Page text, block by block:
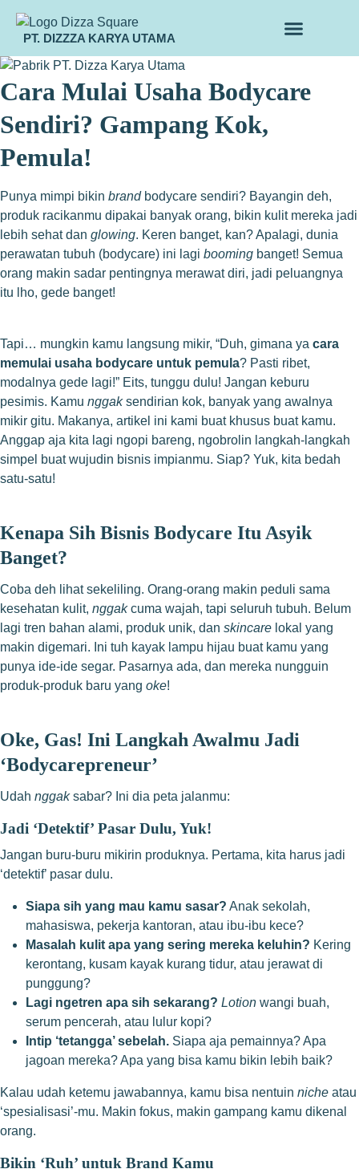
PT. DIZZZA KARYA UTAMA
Cara Mulai Usaha Bodycare
Sendiri? Gampang Kok,
Pemula!
Punya mimpi bikin brandbodycare sendiri? Bayangin deh,
produk racikanmu dipakai banyak orang, bikin kulit mereka jadi
lebih sehat dan glowing. Keren banget, kan? Apalagi, dunia
perawatan tubuh (bodycare) ini lagi booming banget! Semua
orang makin sadar pentingnya merawat diri, jadi peluangnya
itu lho, gede banget!
Tapi… mungkin kamu langsung mikir, “Duh, gimana ya cara
memulai usaha bodycare untuk pemula? Pasti ribet,
modalnya gede lagi!” Eits, tunggu dulu! Jangan keburu
pesimis. Kamu nggaksendirian kok, banyak yang awalnya
mikir gitu. Makanya, artikel ini kami buat khusus buat kamu.
Anggap aja kita lagi ngopi bareng, ngobrolin langkah-langkah
simpel buat wujudin bisnis impianmu. Siap? Yuk, kita bedah
satu-satu!
Kenapa Sih Bisnis Bodycare Itu Asyik
Banget?
Coba deh lihat sekeliling. Orang-orang makin peduli sama
kesehatan kulit, nggakcuma wajah, tapi seluruh tubuh. Belum
lagi tren bahan alami, produk unik, dan skincare lokal yang
makin digemari. Ini tuh kayak lampu hijau buat kamu yang
punya ide-ide segar. Pasarnya ada, dan mereka nungguin
produk-produk baru yang oke!
Oke, Gas! Ini Langkah Awalmu Jadi
‘Bodycarepreneur’
Udah nggaksabar? Ini dia peta jalanmu:
Jadi ‘Detektif’ Pasar Dulu, Yuk!
Jangan buru-buru mikirin produknya. Pertama, kita harus jadi
‘detektif’ pasar dulu.
Siapa sih yang mau kamu sasar? Anak sekolah,
mahasiswa, pekerja kantoran, atau ibu-ibu kece?
Masalah kulit apa yang sering mereka keluhin? Kering
kerontang, kusam kayak kurang tidur, atau jerawat di
punggung?
Lagi ngetren apa sih sekarang? Lotion wangi buah,
serum pencerah, atau lulur kopi?
Intip ‘tetangga’ sebelah. Siapa aja pemainnya? Apa
jagoan mereka? Apa yang bisa kamu bikin lebih baik?
Kalau udah ketemu jawabannya, kamu bisa nentuin niche atau
‘spesialisasi’-mu. Makin fokus, makin gampang kamu dikenal
orang.
Bikin ‘Ruh’ untuk Brand Kamu